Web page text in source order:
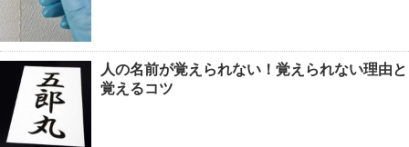
人の名前が覚えられない！覚えられない理由と
覚えるコツ